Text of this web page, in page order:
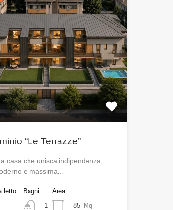
“Le Terrazze”
casa che unisca indipendenza,
e massima…
letto
Bagni
1
Area
85 Mq